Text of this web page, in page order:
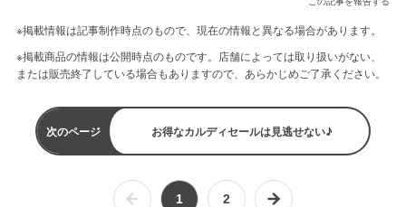
※掲載情報は記事制作時点のもので、現在の情報と異なる場合があります。
※掲載商品の情報は公開時点のものです。店舗によっては取り扱いがない、
または販売終了している場合もありますので、あらかじめご了承ください。
次のページ お得なカルディセールは見逃せない♪
1 2